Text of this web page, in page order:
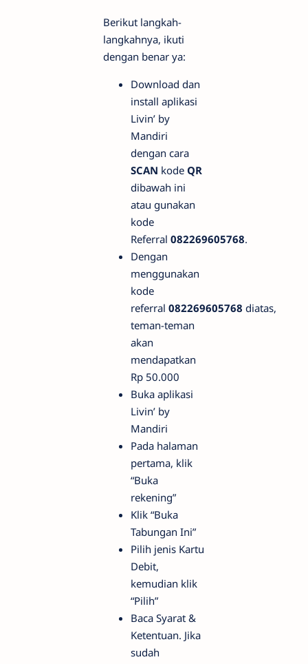
Berikut langkah-
langkahnya, ikuti
dengan benar ya:
Download dan
install aplikasi
Livin’ by
Mandiri
dengan cara
SCAN kode QR
dibawah ini
atau gunakan
kode
Referral 082269605768.
Dengan
menggunakan
kode
referral 082269605768 diatas,
teman-teman
akan
mendapatkan
Rp 50.000
Buka aplikasi
Livin’ by
Mandiri
Pada halaman
pertama, klik
“Buka
rekening”
Klik “Buka
Tabungan Ini”
Pilih jenis Kartu
Debit,
kemudian klik
“Pilih”
Baca Syarat &
Ketentuan. Jika
sudah